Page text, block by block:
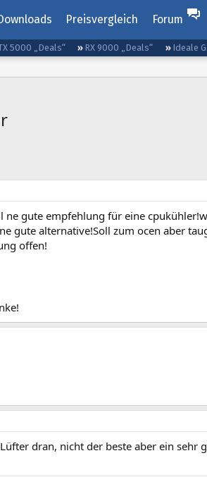
Preisvergleich Forum
5000 „Deals“ RX 9000 „Deals“ Ideale
ne gute empfehlung für eine
gute alternative!Soll zum ocen aber
offen!
dran, nicht der beste aber ein sehr